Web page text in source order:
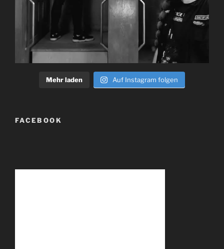
Mehr laden Auf Instagram folgen
FACEBOOK